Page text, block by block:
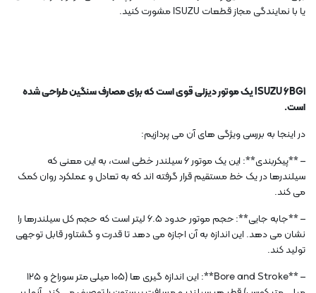
یا با نمایندگی مجاز قطعات ISUZU مشورت کنید.
ISUZU 6BG1 یک موتور دیزلی قوی است که برای مصارف سنگین طراحی شده
است.
در اینجا به بررسی ویژگی های آن می پردازیم:
– **پیکربندی**: این یک موتور 6 سیلندر خطی است، به این معنی که
سیلندرها در یک خط مستقیم قرار گرفته اند که به تعادل و عملکرد روان کمک
می کند.
– **جابه جایی**: حجم موتور حدود 6.5 لیتر است که حجم کل سیلندرها را
نشان می دهد. این اندازه به آن اجازه می دهد تا قدرت و گشتاور قابل توجهی
تولید کند.
– **Bore and Stroke**: این اندازه گیری ها (105 میلی متر سوراخ و 125